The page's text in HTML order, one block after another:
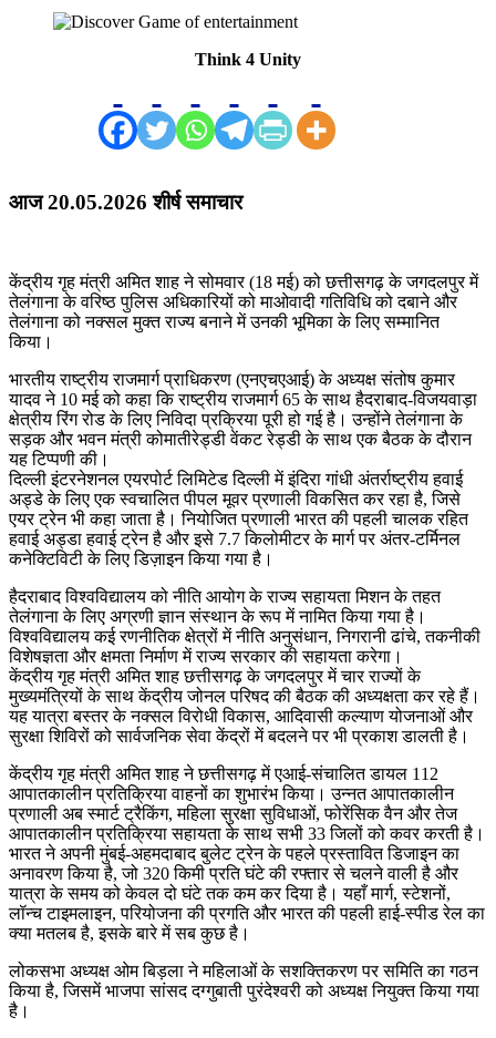
Think 4 Unity
आज 20.05.2026 शीर्ष समाचार
केंद्रीय गृह मंत्री अमित शाह ने सोमवार (18 मई) को छत्तीसगढ़ के जगदलपुर में
तेलंगाना के वरिष्ठ पुलिस अधिकारियों को माओवादी गतिविधि को दबाने और
तेलंगाना को नक्सल मुक्त राज्य बनाने में उनकी भूमिका के लिए सम्मानित
किया।
भारतीय राष्ट्रीय राजमार्ग प्राधिकरण (एनएचएआई) के अध्यक्ष संतोष कुमार
यादव ने 10 मई को कहा कि राष्ट्रीय राजमार्ग 65 के साथ हैदराबाद-विजयवाड़ा
क्षेत्रीय रिंग रोड के लिए निविदा प्रक्रिया पूरी हो गई है। उन्होंने तेलंगाना के
सड़क और भवन मंत्री कोमातीरेड्डी वेंकट रेड्डी के साथ एक बैठक के दौरान
यह टिप्पणी की।
दिल्ली इंटरनेशनल एयरपोर्ट लिमिटेड दिल्ली में इंदिरा गांधी अंतर्राष्ट्रीय हवाई
अड्डे के लिए एक स्वचालित पीपल मूवर प्रणाली विकसित कर रहा है, जिसे
एयर ट्रेन भी कहा जाता है। नियोजित प्रणाली भारत की पहली चालक रहित
हवाई अड्डा हवाई ट्रेन है और इसे 7.7 किलोमीटर के मार्ग पर अंतर-टर्मिनल
कनेक्टिविटी के लिए डिज़ाइन किया गया है।
हैदराबाद विश्वविद्यालय को नीति आयोग के राज्य सहायता मिशन के तहत
तेलंगाना के लिए अग्रणी ज्ञान संस्थान के रूप में नामित किया गया है।
विश्वविद्यालय कई रणनीतिक क्षेत्रों में नीति अनुसंधान, निगरानी ढांचे, तकनीकी
विशेषज्ञता और क्षमता निर्माण में राज्य सरकार की सहायता करेगा।
केंद्रीय गृह मंत्री अमित शाह छत्तीसगढ़ के जगदलपुर में चार राज्यों के
मुख्यमंत्रियों के साथ केंद्रीय जोनल परिषद की बैठक की अध्यक्षता कर रहे हैं।
यह यात्रा बस्तर के नक्सल विरोधी विकास, आदिवासी कल्याण योजनाओं और
सुरक्षा शिविरों को सार्वजनिक सेवा केंद्रों में बदलने पर भी प्रकाश डालती है।
केंद्रीय गृह मंत्री अमित शाह ने छत्तीसगढ़ में एआई-संचालित डायल 112
आपातकालीन प्रतिक्रिया वाहनों का शुभारंभ किया। उन्नत आपातकालीन
प्रणाली अब स्मार्ट ट्रैकिंग, महिला सुरक्षा सुविधाओं, फोरेंसिक वैन और तेज
आपातकालीन प्रतिक्रिया सहायता के साथ सभी 33 जिलों को कवर करती है।
भारत ने अपनी मुंबई-अहमदाबाद बुलेट ट्रेन के पहले प्रस्तावित डिजाइन का
अनावरण किया है, जो 320 किमी प्रति घंटे की रफ्तार से चलने वाली है और
यात्रा के समय को केवल दो घंटे तक कम कर दिया है। यहाँ मार्ग, स्टेशनों,
लॉन्च टाइमलाइन, परियोजना की प्रगति और भारत की पहली हाई-स्पीड रेल का
क्या मतलब है, इसके बारे में सब कुछ है।
लोकसभा अध्यक्ष ओम बिड़ला ने महिलाओं के सशक्तिकरण पर समिति का गठन
किया है, जिसमें भाजपा सांसद दग्गुबाती पुरंदेश्वरी को अध्यक्ष नियुक्त किया गया
है।